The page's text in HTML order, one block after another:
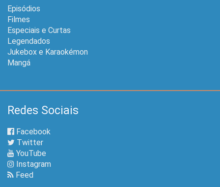
Episódios
Filmes
Especiais e Curtas
Legendados
Jukebox e Karaokémon
Mangá
Redes Sociais
Facebook
Twitter
YouTube
Instagram
Feed